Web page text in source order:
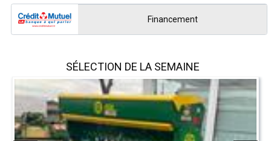
Financement
SÉLECTION DE LA SEMAINE